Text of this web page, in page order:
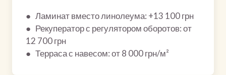
● Ламинат вместо линолеума: +13 100 грн
● Рекуператор с регулятором оборотов: от
12 700 грн
● Терраса с навесом: от 8 000 грн/м²